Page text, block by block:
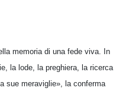
memoria di una fede viva. In
la lode, la preghiera, la ricerca
sue meraviglie», la conferma